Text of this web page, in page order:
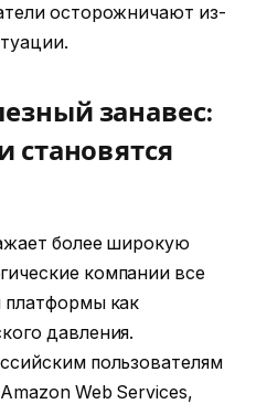
осторожничают из-
занавес:
становятся
более широкую
компании все
платформы как
давления.
пользователям
Web Services,